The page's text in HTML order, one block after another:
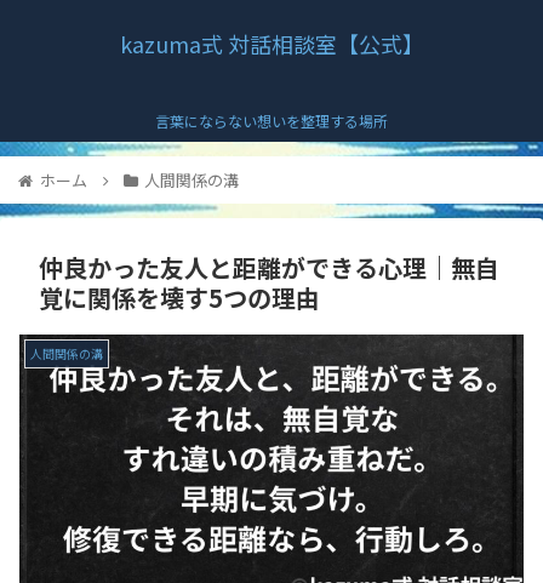
kazuma式 対話相談室【公式】
言葉にならない想いを整理する場所
ホーム 人間関係の溝
仲良かった友人と距離ができる心理｜無自
覚に関係を壊す5つの理由
人間関係の溝